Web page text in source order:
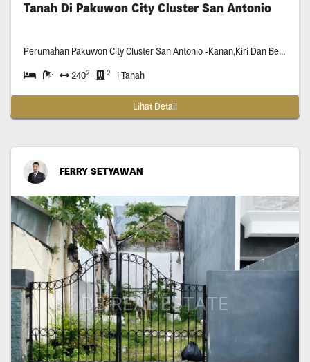
Tanah Di Pakuwon City Cluster San Antonio
Perumahan Pakuwon City Cluster San Antonio -Kanan,Kiri Dan Belakang Tanah Ini
2402 2 | Tanah
Lihat Detail
FERRY SETYAWAN